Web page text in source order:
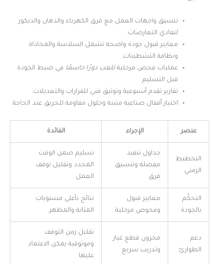
تنسيق واجهات العمل مع فرق الكهرباء والدهان والديكور
لتفادي التعارضات.
معايير قبول جودة واضحة تشمل السلاسة والمحاذاة
ونظافة التشطيبات.
عمليات فحص مرحليةتلعب دورًا حاسمًا في ضبط الجودة
قبل التسليم.
تقارير تقدم أسبوعية وتوثيق فني للقرارات والتعديلات.
اختيار أقفال صناعية متينة وحلول مقاومة للحريق عند الحاجة.
عنصر الإجراء الفائدة
التخطيط
الزمني
جداول تنفيذ
مفصلة وتنسيق
فرق
تسليم ضمن الوقت
المحدد وتقليل توقف
العمل
التحكّم
بالجودة
معايير قبول
وفحوص مرحلية
نتائج بأعلى مستويات
المتانة والمظهر
دعم
الطوارئ
مخزون قطع غيار
وتدريب سريع
تقليل زمن التوقف
وموثوقية يمكن الاعتماد
عليها